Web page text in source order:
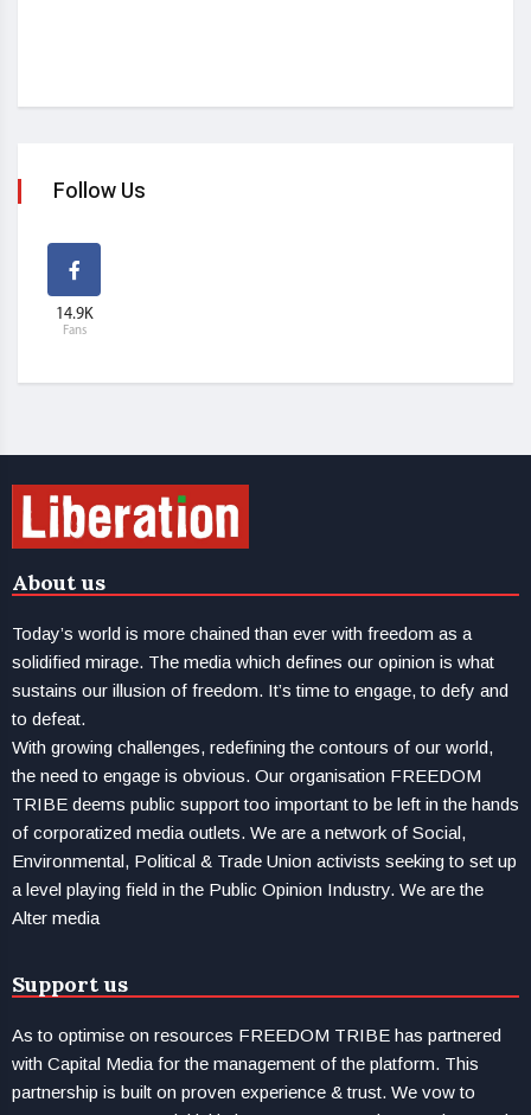
Follow Us
14.9K
Fans
About us
Today’s world is more chained than ever with freedom as a
solidified mirage. The media which defines our opinion is what
sustains our illusion of freedom. It’s time to engage, to defy and
to defeat.
With growing challenges, redefining the contours of our world,
the need to engage is obvious. Our organisation FREEDOM
TRIBE deems public support too important to be left in the hands
of corporatized media outlets. We are a network of Social,
Environmental, Political & Trade Union activists seeking to set up
a level playing field in the Public Opinion Industry. We are the
Alter media
Support us
As to optimise on resources FREEDOM TRIBE has partnered
with Capital Media for the management of the platform. This
partnership is built on proven experience & trust. We vow to